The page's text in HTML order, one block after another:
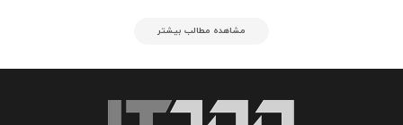
مشاهده مطالب بیشتر